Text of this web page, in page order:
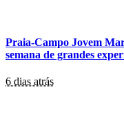
Praia-Campo Jovem
semana de grandes
6 dias atrás